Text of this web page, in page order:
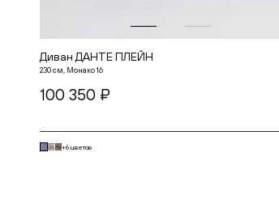
Диван ДАНТЕ ПЛЕЙН
230 см, Монако 16
100 350 ₽
+6 цветов